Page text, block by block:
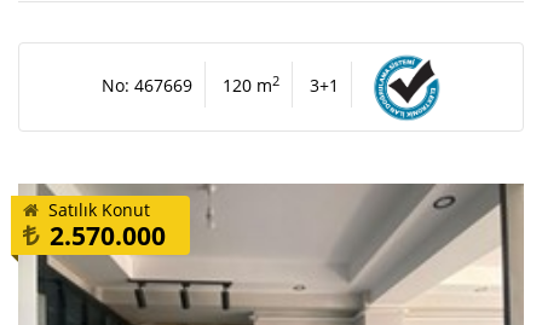
No: 467669 120 m2 3+1
Satılık Konut
2.570.000